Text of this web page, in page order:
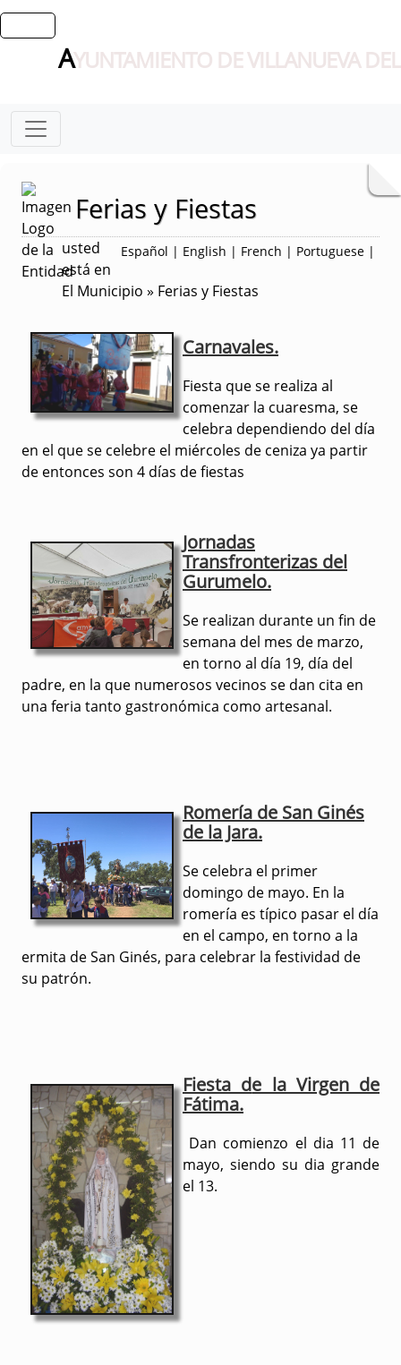
AYUNTAMIENTO DE VILLANUEVA
Ferias y Fiestas
Español | English | French | Portuguese |
usted
está en
El Municipio » Ferias y Fiestas
Carnavales.
Fiesta que se realiza al
comenzar la cuaresma, se
celebra dependiendo del día
en el que se celebre el miércoles de ceniza ya partir
de entonces son 4 días de fiestas
Jornadas
Transfronterizas del
Gurumelo.
Se realizan durante un fin de
semana del mes de marzo,
en torno al día 19, día del
padre, en la que numerosos vecinos se dan cita en
una feria tanto gastronómica como artesanal.
Romería de San Ginés
de la Jara.
Se celebra el primer
domingo de mayo. En la
romería es típico pasar el día
en el campo, en torno a la
ermita de San Ginés, para celebrar la festividad de
su patrón.
Fiesta de la Virgen de
Fátima.
Dan comienzo el dia 11 de
mayo, siendo su dia grande
el 13.